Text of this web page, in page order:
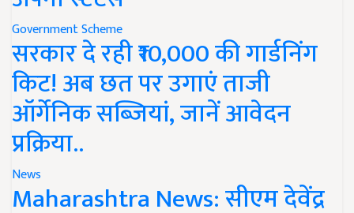
Government Scheme
सरकार दे रही ₹10,000 की गार्डनिंग
किट! अब छत पर उगाएं ताजी
ऑर्गेनिक सब्जियां, जानें आवेदन
प्रक्रिया..
News
Maharashtra News: सीएम देवेंद्र